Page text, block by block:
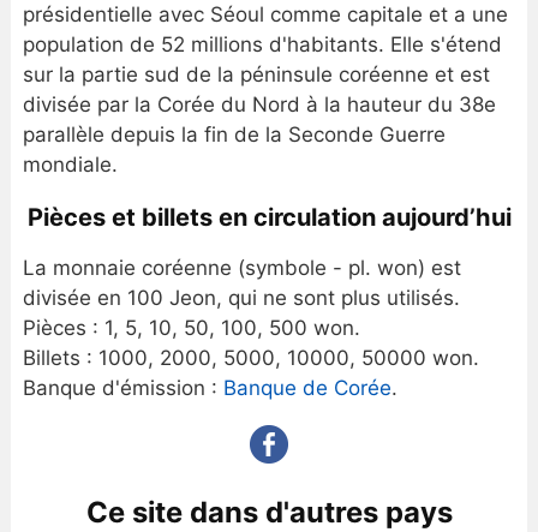
présidentielle avec Séoul comme capitale et a une
population de 52 millions d'habitants. Elle s'étend
sur la partie sud de la péninsule coréenne et est
divisée par la Corée du Nord à la hauteur du 38e
parallèle depuis la fin de la Seconde Guerre
mondiale.
Pièces et billets en circulation aujourd’hui
La monnaie coréenne (symbole - pl. won) est
divisée en 100 Jeon, qui ne sont plus utilisés.
Pièces : 1, 5, 10, 50, 100, 500 won.
Billets : 1000, 2000, 5000, 10000, 50000 won.
Banque d'émission : Banque de Corée.
Ce site dans d'autres pays